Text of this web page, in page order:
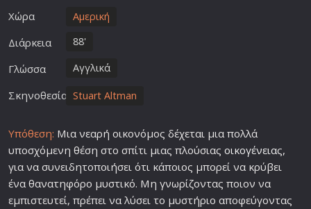
Χώρα Αμερική
Διάρκεια 88'
Γλώσσα Αγγλικά
Σκηνοθεσία Stuart Altman
Υπόθεση: Μια νεαρή οικονόμος δέχεται μια πολλά
υποσχόμενη θέση στο σπίτι μιας πλούσιας οικογένειας,
για να συνειδητοποιήσει ότι κάποιος μπορεί να κρύβει
ένα θανατηφόρο μυστικό. Μη γνωρίζοντας ποιον να
εμπιστευτεί, πρέπει να λύσει το μυστήριο αποφεύγοντας